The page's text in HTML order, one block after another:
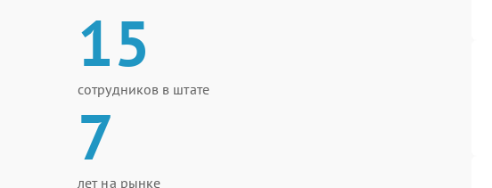
15
сотрудников в штате
7
лет на рынке